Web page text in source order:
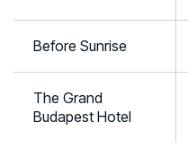
Before Sunrise
The Grand
Budapest Hotel